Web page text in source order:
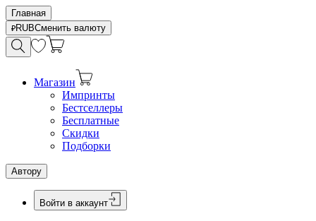
Главная
RUBСменить валюту
Магазин
Импринты
Бестселлеры
Бесплатные
Скидки
Подборки
Автору
Войти в аккаунт